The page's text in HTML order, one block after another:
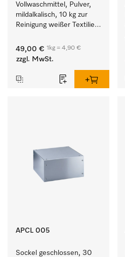
Vollwaschmittel, Pulver,
mildalkalisch, 10 kg zur
Reinigung weißer Textilien
Buntwäsche.
49,00 € 1kg = 4,90 €
zzgl. MwSt.
APCL 005
Sockel geschlossen, 30